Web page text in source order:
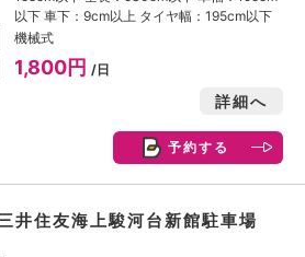
以下 車下：9cm以上 タイヤ幅：195cm以下
機械式
1,800円 /日
詳細へ
予約する
井住友海上駿河台新館駐車場